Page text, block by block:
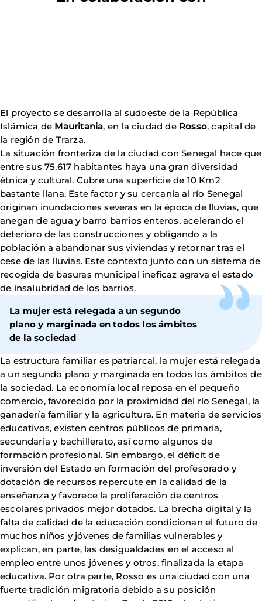
El proyecto se desarrolla al sudoeste de la República
Islámica de Mauritania, en la ciudad de Rosso, capital de
la región de Trarza.
La situación fronteriza de la ciudad con Senegal hace que
entre sus 75.617 habitantes haya una gran diversidad
étnica y cultural. Cubre una superficie de 10 Km2
bastante llana. Este factor y su cercanía al río Senegal
originan inundaciones severas en la época de lluvias, que
anegan de agua y barro barrios enteros, acelerando el
deterioro de las construcciones y obligando a la
población a abandonar sus viviendas y retornar tras el
cese de las lluvias. Este contexto junto con un sistema de
recogida de basuras municipal ineficaz agrava el estado
de insalubridad de los barrios.
La mujer está relegada a un segundo
plano y marginada en todos los ámbitos
de la sociedad
La estructura familiar es patriarcal, la mujer está relegada
a un segundo plano y marginada en todos los ámbitos de
la sociedad. La economía local reposa en el pequeño
comercio, favorecido por la proximidad del río Senegal, la
ganadería familiar y la agricultura. En materia de servicios
educativos, existen centros públicos de primaria,
secundaria y bachillerato, así como algunos de
formación profesional. Sin embargo, el déficit de
inversión del Estado en formación del profesorado y
dotación de recursos repercute en la calidad de la
enseñanza y favorece la proliferación de centros
escolares privados mejor dotados. La brecha digital y la
falta de calidad de la educación condicionan el futuro de
muchos niños y jóvenes de familias vulnerables y
explican, en parte, las desigualdades en el acceso al
empleo entre unos jóvenes y otros, finalizada la etapa
educativa. Por otra parte, Rosso es una ciudad con una
fuerte tradición migratoria debido a su posición